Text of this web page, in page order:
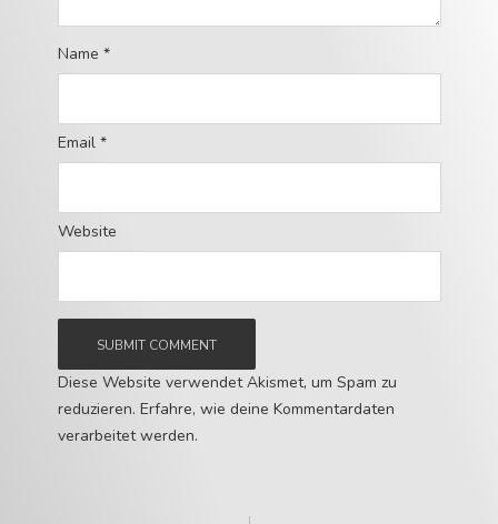
Name *
Email *
Website
Diese Website verwendet Akismet, um Spam zu
reduzieren. Erfahre, wie deine Kommentardaten
verarbeitet werden.